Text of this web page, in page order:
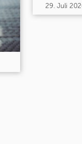
29. Juli